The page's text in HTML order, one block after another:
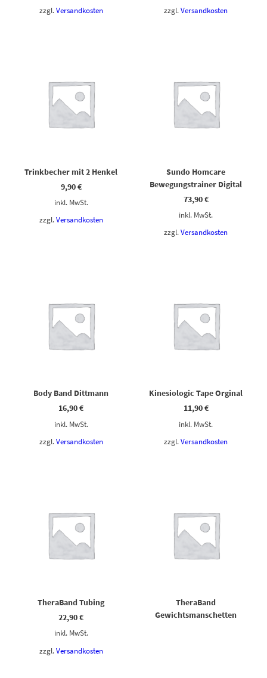
zzgl. Versandkosten zzgl.Versandkosten
Trinkbecher mit 2 Henkel
9,90€
inkl. MwSt.
zzgl. Versandkosten
Sundo Homcare
Bewegungstrainer Digital
73,90€
inkl. MwSt.
zzgl.Versandkosten
Body Band Dittmann
16,90€
inkl. MwSt.
zzgl. Versandkosten
Kinesiologic Tape Orginal
11,90€
inkl. MwSt.
zzgl.Versandkosten
TheraBand Tubing
22,90€
inkl. MwSt.
zzgl. Versandkosten
TheraBand
Gewichtsmanschetten